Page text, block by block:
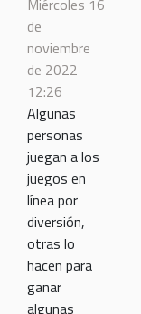
esto es
lo que
debe
saber
de
noviembre
de 2022
12:26
Algunas
personas
juegan a los
juegos en
línea por
diversión,
otras lo
hacen para
ganar
algunas